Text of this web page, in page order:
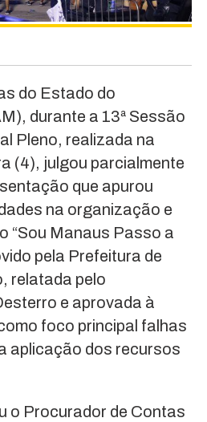
do Estado do
durante a 13ª Sessão
Pleno, realizada na
(4), julgou parcialmente
que apurou
na organização e
“Sou Manaus Passo a
pela Prefeitura de
relatada pelo
e aprovada à
foco principal falhas
aplicação dos recursos
o Procurador de Contas